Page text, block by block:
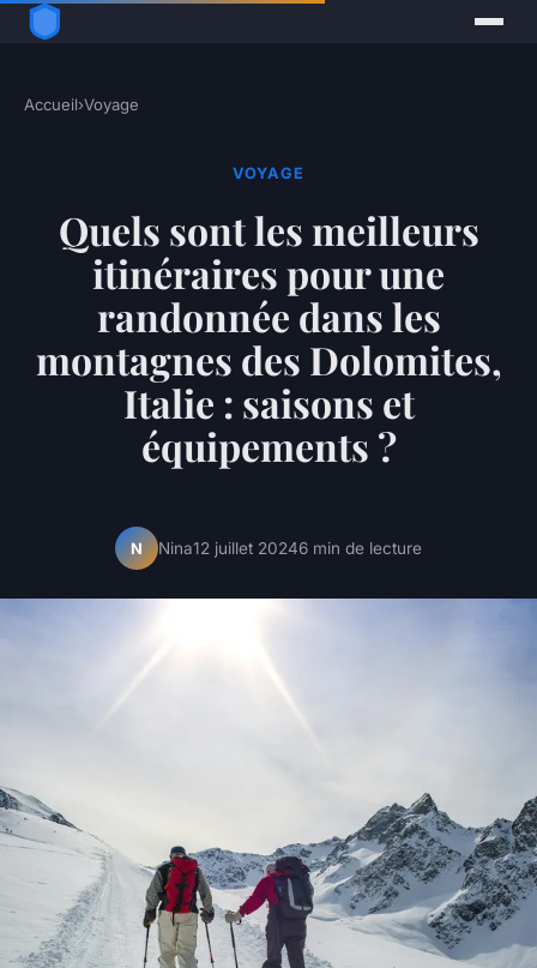
Accueil›Voyage
VOYAGE
Quels sont les meilleurs
itinéraires pour une
randonnée dans les
montagnes des Dolomites,
Italie : saisons et
équipements ?
N Nina12 juillet 20246 min de lecture